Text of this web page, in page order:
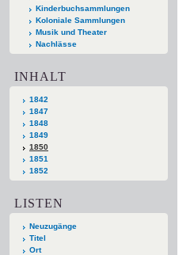
Kinderbuchsammlungen
Koloniale Sammlungen
Musik und Theater
Nachlässe
INHALT
1842
1847
1848
1849
1850
1851
1852
LISTEN
Neuzugänge
Titel
Ort